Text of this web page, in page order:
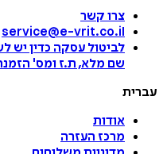
צרו קשר
service@e-vrit.co.il
לביטול עסקה כדין יש
שם מלא, ת.ז ומס'
עברית
אודות
מרכז העזרה